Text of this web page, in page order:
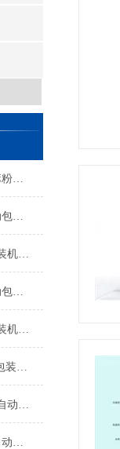
粉末卷膜制袋背封三边封芝麻粉自动包装机简介
电脑计量粉末15克椰子粉自动包装机厂家
小型400克白砂糖背封自动包装机厂家
粉末25克代餐食品高精度自动包装机操作简单
颗粒250克白砂糖背封自动包装机操作简单
液体色拉油三边封5-10g自动包装机简介
颗粒移动式西瓜子100克小袋自动包装机产品简介
颗粒拼豆补充包24连包高速自动包装机生产厂家